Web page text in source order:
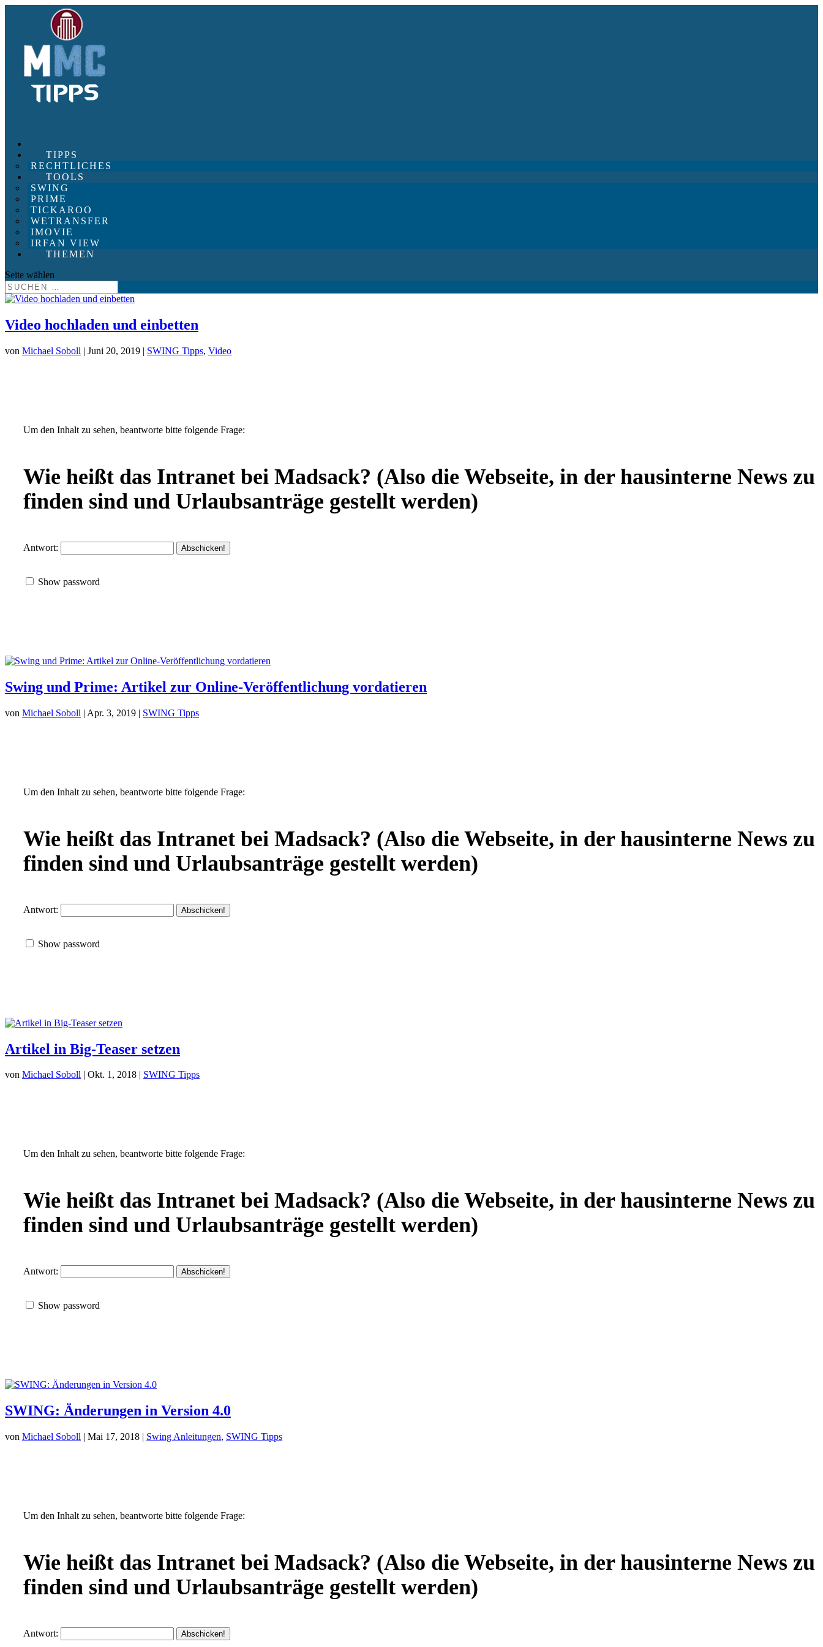
TIPPS
RECHTLICHES
TOOLS
SWING
PRIME
TICKAROO
WETRANSFER
IMOVIE
IRFAN VIEW
THEMEN
Seite wählen
Video hochladen und einbetten
von Michael Soboll | Juni 20, 2019 | SWING Tipps, Video
Um den Inhalt zu sehen, beantworte bitte folgende Frage:
Wie heißt das Intranet bei Madsack? (Also die Webseite, in der hausinterne News zu
finden sind und Urlaubsanträge gestellt werden)
Antwort:
Show password
Swing und Prime: Artikel zur Online-Veröffentlichung vordatieren
von Michael Soboll | Apr. 3, 2019 | SWING Tipps
Um den Inhalt zu sehen, beantworte bitte folgende Frage:
Wie heißt das Intranet bei Madsack? (Also die Webseite, in der hausinterne News zu
finden sind und Urlaubsanträge gestellt werden)
Antwort:
Show password
Artikel in Big-Teaser setzen
von Michael Soboll | Okt. 1, 2018 | SWING Tipps
Um den Inhalt zu sehen, beantworte bitte folgende Frage:
Wie heißt das Intranet bei Madsack? (Also die Webseite, in der hausinterne News zu
finden sind und Urlaubsanträge gestellt werden)
Antwort:
Show password
SWING: Änderungen in Version 4.0
von Michael Soboll | Mai 17, 2018 | Swing Anleitungen, SWING Tipps
Um den Inhalt zu sehen, beantworte bitte folgende Frage:
Wie heißt das Intranet bei Madsack? (Also die Webseite, in der hausinterne News zu
finden sind und Urlaubsanträge gestellt werden)
Antwort: